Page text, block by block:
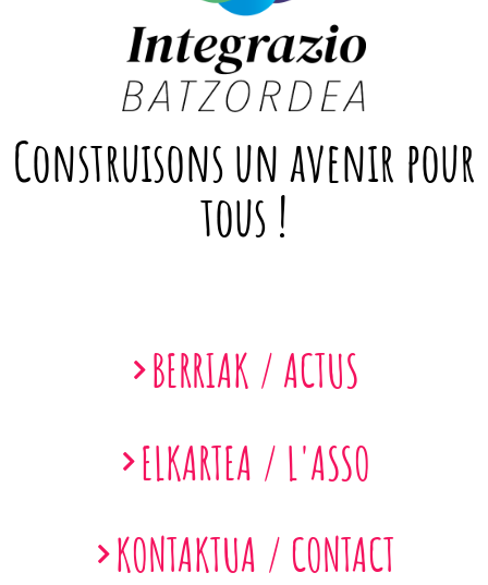
Construisons un avenir pour
tous !
BERRIAK / ACTUS
ELKARTEA / L'ASSO
KONTAKTUA / CONTACT